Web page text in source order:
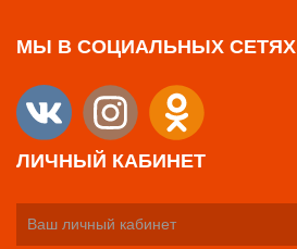
МЫ В СОЦИАЛЬНЫХ СЕТЯХ
ЛИЧНЫЙ КАБИНЕТ
Ваш личный кабинет